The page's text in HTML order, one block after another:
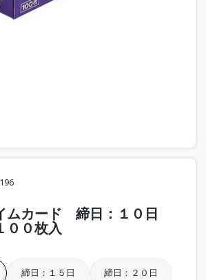
ムカード 締日：１０日
０枚入
締日：１５日 締日：２０日